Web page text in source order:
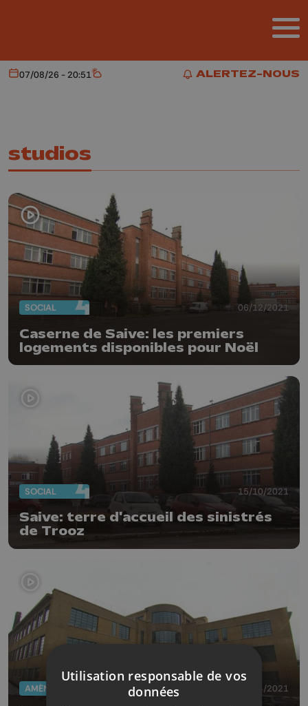
ALERTEZ-NOUS
ALERTEZ-NOUS
Aujourd'hui
07/08/26 - 20:51 Météo
studios
SOCIAL 06/12/2021
Caserne de Saive: les premiers
logements disponibles pour Noël
SOCIAL 15/10/2021
Saive: terre d'accueil des sinistrés
de Trooz
07/04/2021
Utilisation responsable de vos
données